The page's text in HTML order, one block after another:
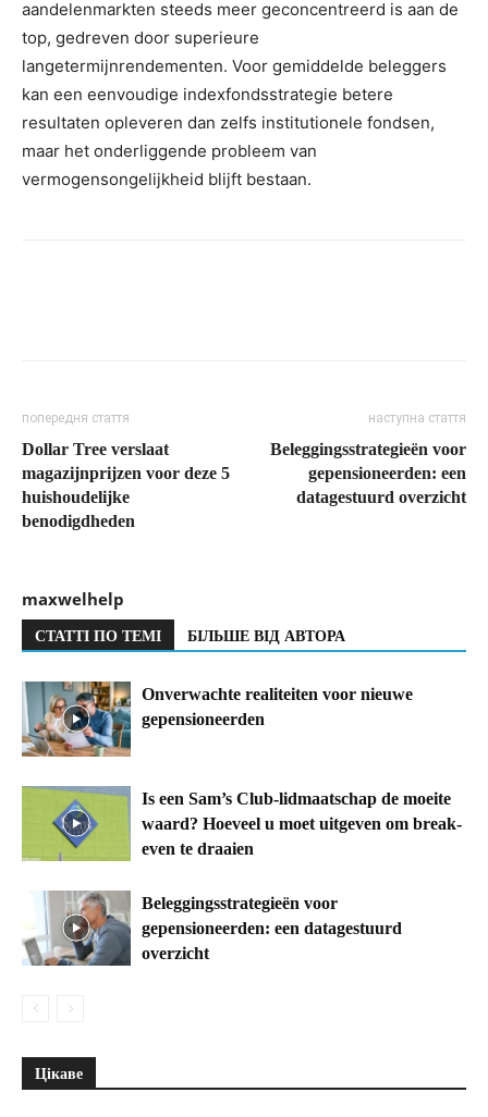
aandelenmarkten steeds meer geconcentreerd is aan de
top, gedreven door superieure
langetermijnrendementen. Voor gemiddelde beleggers
kan een eenvoudige indexfondsstrategie betere
resultaten opleveren dan zelfs institutionele fondsen,
maar het onderliggende probleem van
vermogensongelijkheid blijft bestaan.
попередня стаття
Dollar Tree verslaat
magazijnprijzen voor deze 5
huishoudelijke
benodigdheden
наступна стаття
Beleggingsstrategieën voor
gepensioneerden: een
datagestuurd overzicht
maxwelhelp
СТАТТІ ПО ТЕМІ БІЛЬШЕ ВІД АВТОРА
Onverwachte realiteiten voor nieuwe
gepensioneerden
Is een Sam’s Club-lidmaatschap de moeite
waard? Hoeveel u moet uitgeven om break-
even te draaien
Beleggingsstrategieën voor
gepensioneerden: een datagestuurd
overzicht
Цікаве